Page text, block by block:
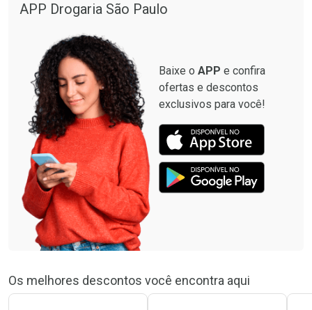
APP Drogaria São Paulo
Baixe o APP e confira
ofertas e descontos
exclusivos para você!
Os melhores descontos você encontra aqui